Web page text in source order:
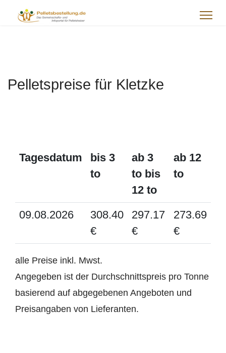
Pelletspreise für Kletzke
Tagesdatum
bis 3
to
ab 3
to bis
12 to
ab 12
to
09.08.2026
308.40
€
297.17
€
273.69
€
alle Preise inkl. Mwst.
Angegeben ist der Durchschnittspreis pro Tonne
basierend auf abgegebenen Angeboten und
Preisangaben von Lieferanten.